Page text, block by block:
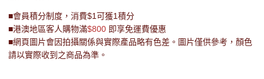
■會員積分制度，消費$1可獲1積分
■港澳地區客人購物滿$800 即享免運費優惠
■網頁圖片會因拍攝關係與實際產品略有色差。圖片僅供參考，顏色
請以實際收到之商品為準。